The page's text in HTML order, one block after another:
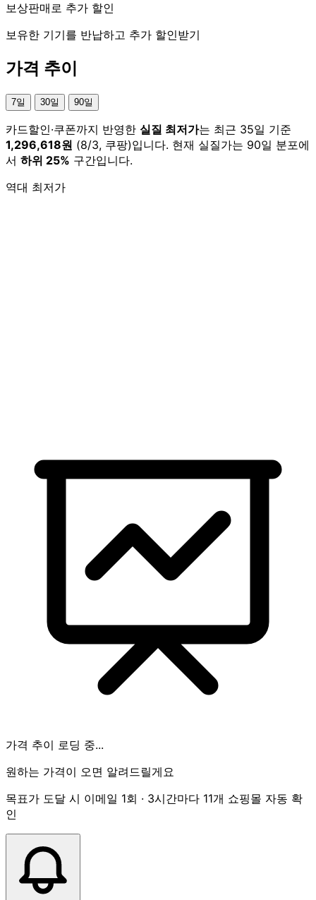
보상판매로 추가 할인
보유한 기기를 반납하고 추가 할인받기
가격 추이
7일 30일 90일
카드할인·쿠폰까지 반영한 실질 최저가는 최근 35일 기준
1,296,618원 (8/3, 쿠팡)입니다. 현재 실질가는 90일 분포에
서 하위 25% 구간입니다.
역대 최저가
가격 추이 로딩 중...
원하는 가격이 오면 알려드릴게요
목표가 도달 시 이메일 1회 · 3시간마다 11개 쇼핑몰 자동 확
인